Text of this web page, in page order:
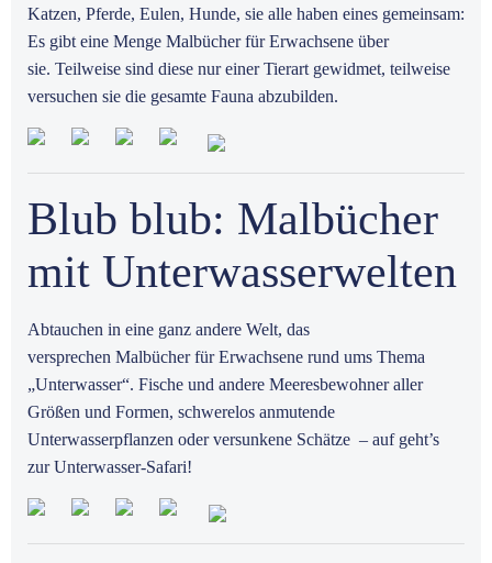
Katzen, Pferde, Eulen, Hunde, sie alle haben eines gemeinsam:
Es gibt eine Menge Malbücher für Erwachsene über
sie. Teilweise sind diese nur einer Tierart gewidmet, teilweise
versuchen sie die gesamte Fauna abzubilden.
Blub blub: Malbücher
mit Unterwasserwelten
Abtauchen in eine ganz andere Welt, das
versprechen Malbücher für Erwachsene rund ums Thema
„Unterwasser“. Fische und andere Meeresbewohner aller
Größen und Formen, schwerelos anmutende
Unterwasserpflanzen oder versunkene Schätze – auf geht’s
zur Unterwasser-Safari!